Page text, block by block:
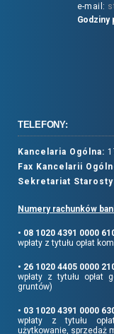
e-mail:
Godziny
TELEFONY:
Kancelaria Ogólna:
Fax Kancelarii
Sekretariat
Numery rachunków
• 08 1020 4391 0000
wpłaty z tytułu opłat
• 26 1020 4405 0000
wpłaty z tytułu opłat
gruntów)
• 03 1020 4391 0000
wpłaty z tytułu
użytkowanie, sprzedaż